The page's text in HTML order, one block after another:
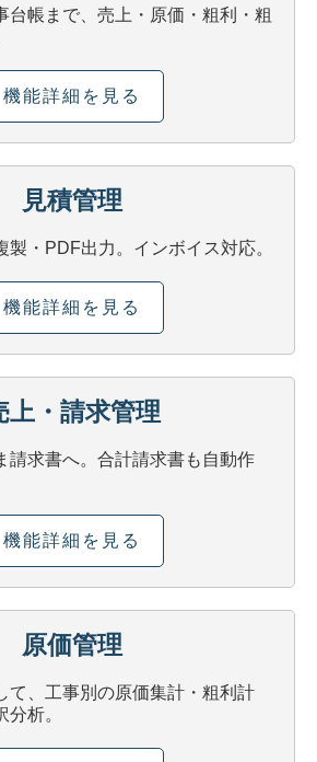
台帳まで、売上・原価・粗利・粗
機能詳細を見る
見積管理
製・PDF出力。インボイス対応。
機能詳細を見る
上・請求管理
請求書へ。合計請求書も自動作
機能詳細を見る
原価管理
て、工事別の原価集計・粗利計
析。